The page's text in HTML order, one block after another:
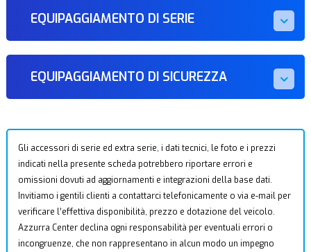
EQUIPAGGIAMENTO DI SERIE
EQUIPAGGIAMENTO DI SICUREZZA
Gli accessori di serie ed extra serie, i dati tecnici, le foto e i prezzi
indicati nella presente scheda potrebbero riportare errori e
omissioni dovuti ad aggiornamenti e integrazioni della base dati.
Invitiamo i gentili clienti a contattarci telefonicamente o via e-mail per
verificare l’effettiva disponibilità, prezzo e dotazione del veicolo.
Azzurra Center declina ogni responsabilità per eventuali errori o
incongruenze, che non rappresentano in alcun modo un impegno